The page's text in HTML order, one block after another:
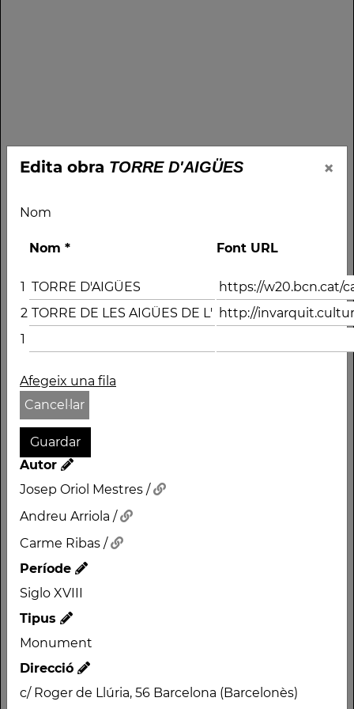
Edita obra TORRE D'AIGÜES ×
Nom
Nom * Font URL
1
2
1
Afegeix una fila
Cancel·lar
Autor
Josep Oriol Mestres /
Andreu Arriola /
Carme Ribas /
Període
Siglo XVIII
Tipus
Monument
Direcció
c/ Roger de Llúria, 56 Barcelona (Barcelonès)
Nom
TORRE D'AIGÜES
TORRE DE LES AIGÜES
DE L'EIXAMPLE
Autor
Josep Oriol Mestres /
Andreu Arriola /
Carme Ribas /
Període
Siglo XVIII
Tipus